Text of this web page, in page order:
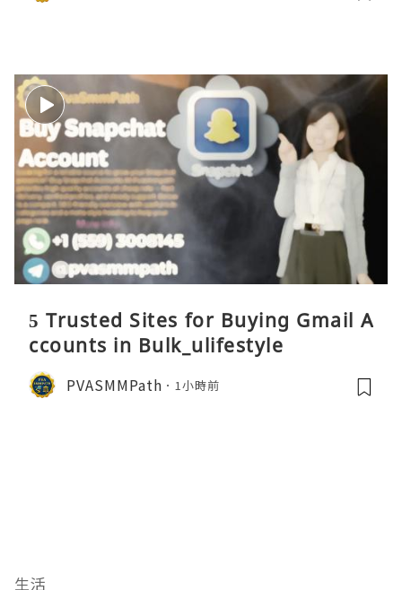
5 Trusted Sites for Buying Gmail A
ccounts in Bulk_ulifestyle
PVASMMPath 1小時前
生活